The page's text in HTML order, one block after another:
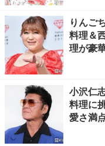
りんご
料理＆
理が豪
小沢仁
料理に
愛さ満